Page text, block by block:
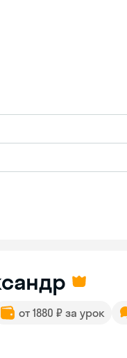
от 1880 ₽ за урок